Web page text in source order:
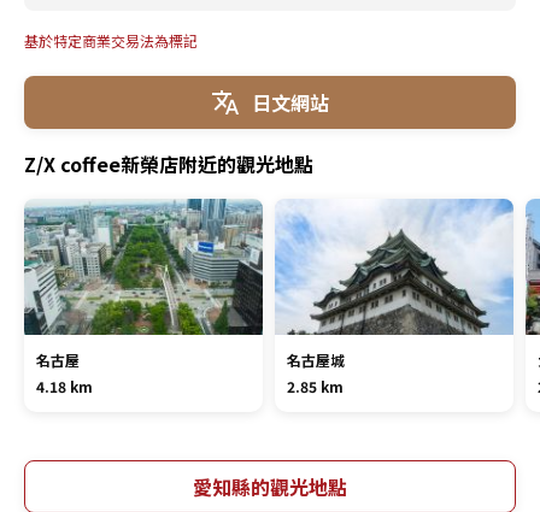
基於特定商業交易法為標記
日文網站
Z/X coffee新榮店附近的觀光地點
名古屋
4.18 km
名古屋城
2.85 km
愛知縣的觀光地點